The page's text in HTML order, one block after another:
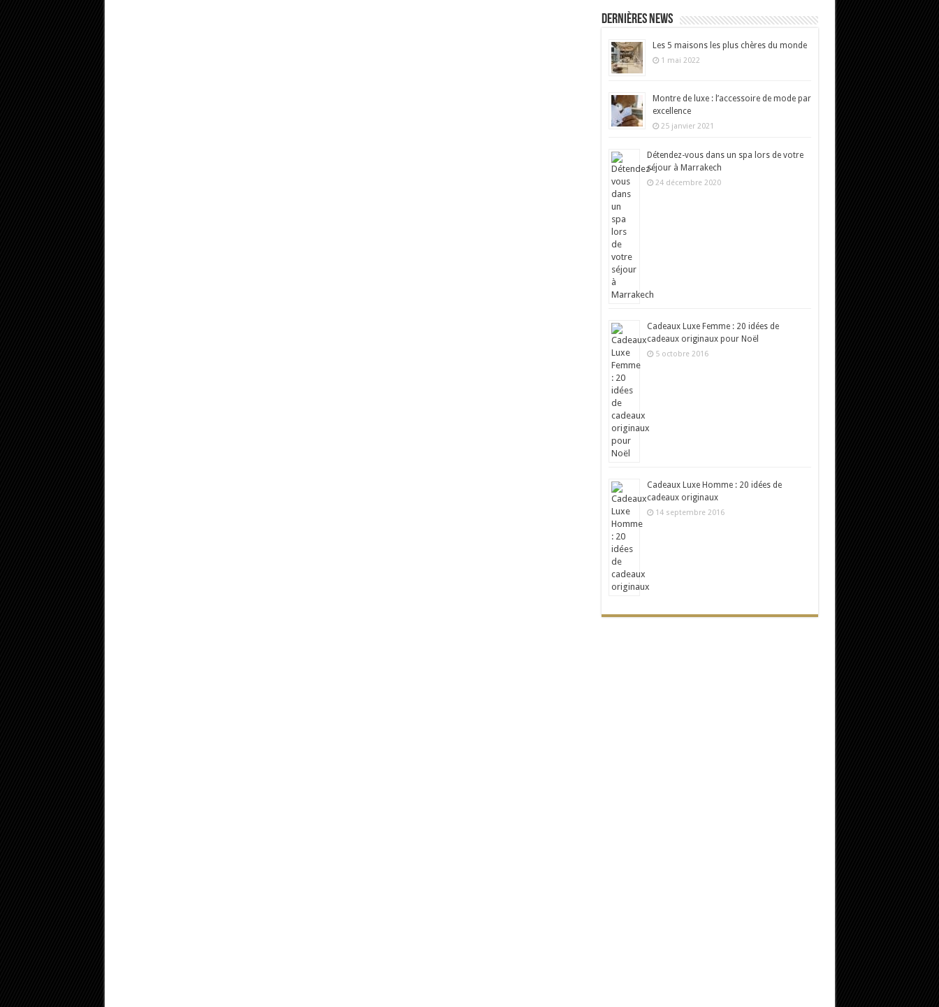
Dernières news
Les 5 maisons les plus chères du monde
1 mai 2022
Montre de luxe : l’accessoire de mode par
excellence
25 janvier 2021
Détendez-vous dans un spa lors de votre
séjour à Marrakech
24 décembre 2020
Cadeaux Luxe Femme : 20 idées de
cadeaux originaux pour Noël
5 octobre 2016
Cadeaux Luxe Homme : 20 idées de
cadeaux originaux
14 septembre 2016